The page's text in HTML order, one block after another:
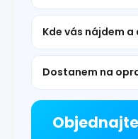
Kde vás nájdem
Dostanem na